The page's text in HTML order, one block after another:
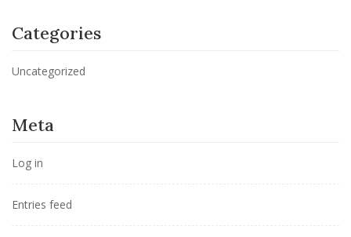
Categories
Uncategorized
Meta
Log in
Entries feed